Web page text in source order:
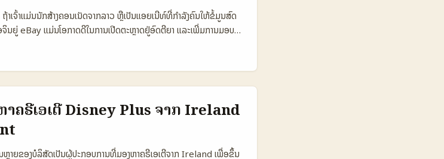
າເຈົ້າແມ່ນນັກສ້າງຄອນເນັດຈາກລາວ ຫຼືເປັນແອຍເນີທ໌ທີ່ກຳລັງຄົນໃຫ້ຂໍ້ມູນສົດ
ຍູ່ eBay ແມ່ນໂອກາດດີໃນການເປີດຕະຫຼາດຢູ່ອົດຕີຍາ ແລະເພີ່ມການມອບ
ນໄລນ໌ທົ່ວໂລກ (eBay Inc., ຕາມລາຍງານທົ່ວໄປ) ແລະມີລາຍການຜູ້ຂາຍ
eBay ທີ່ອາດຈະສົນໃຈການຮ່ວມງານທີ່ມີຄຸນນະສົມບັດດັ່ງເຊັ່ນ: ການເປີດ
າມສົນໃຈຜູ້ຊື້. ບັນຫາຄືວ່າຈະຄວນເລືອກບຣານໃດ, ຕິດຕໍ່ແນວໃດ, ແລະຈະສົ່ງ
ຂໍ້ມູນ: ການປຽບທຽບຊ່ອງແບ່ງຮ່ວມ Giveaway 🧩 Metric eBay
Influencer-fit (Estimated) 👥 Monthly Active 120.000 —
18% 💬 Contact Path Message Seller / Shop Email / PR
High Low 💰 Typical Budget Product-only €1.000+
ຣານທີ່ຂາຍຜ່ານ eBay ມັກຈະເປັນການເຕິກກັບລາຍການຂາຍຫຼັກ (listings)
ຄຣີເອເຕີ Disney Plus ຈາກ Ireland
າຍຂອງບໍລິສັດເປັນຜູ້ປະກອບການທີ່ມອງຫາຄຣີເອເຕີຈາກ Ireland ເພື່ອຂຶ້ນ